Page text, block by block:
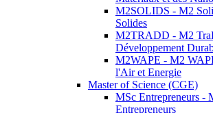
M2SOLIDS - M2
Solides
M2TRADD - M2
Développement
M2WAPE - M2
l'Air et Energie
Master of Science (CGE)
MSc Entrepreneurs -
Entrepreneurs